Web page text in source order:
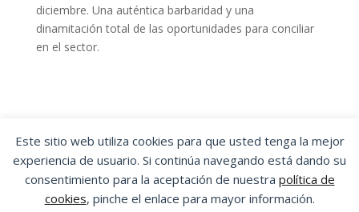
Este sitio web utiliza cookies para que usted tenga la mejor
experiencia de usuario. Si continúa navegando está dando su
consentimiento para la aceptación de nuestra política de
cookies, pinche el enlace para mayor información.
diciembre. Una auténtica barbaridad y una
dinamitación total de las oportunidades para conciliar
en el sector.
OSTA | ORGANIZACIÓN SINDICAL DE
TRABAJADORES Y TRABAJADORAS DE ARAGÓN